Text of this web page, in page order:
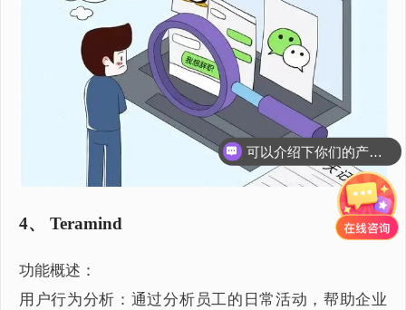
4、 Teramind
功能概述：
用户行为分析：通过分析员工的日常活动，帮助企业
可以介绍下你们的产品么？